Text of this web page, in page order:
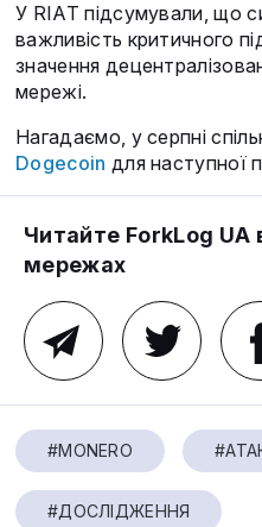
У RIAT підсумували, що
важливість критичного
значення
мережі.
Нагадаємо, у серпні
Dogecoin для наступної
Читайте ForkLog UA
мережах
#MONERO
#ДОСЛІДЖЕННЯ